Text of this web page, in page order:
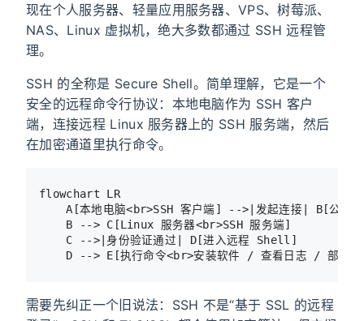
现在个人服务器、轻量应用服务器、VPS、树莓派、
NAS、Linux 虚拟机，绝大多数都通过 SSH 远程管
理。
SSH 的全称是 Secure Shell。简单理解，它是一个
安全的远程命令行协议：本地电脑作为 SSH 客户
端，连接远程 Linux 服务器上的 SSH 服务端，然后
在加密通道里执行命令。
flowchart LR
A[本地电脑<br>SSH 客户端] -->|发起连接| B[公网
    B --> C[Linux 服务器<br>SSH 服务端]
    C -->|身份验证通过| D[进入远程 Shell]
需要先纠正一个旧说法：SSH 不是“基于 SSL 的远程